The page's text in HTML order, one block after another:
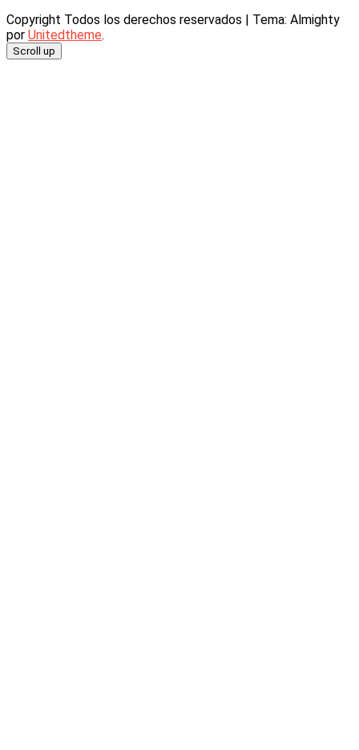
Copyright Todos los derechos reservados | Tema: Almighty
por Unitedtheme.
Scroll up